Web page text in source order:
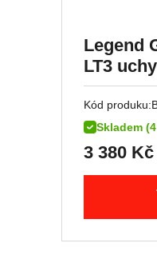
Skladem
Legend
LT3
řady
Kód produku:
3 380 Kč